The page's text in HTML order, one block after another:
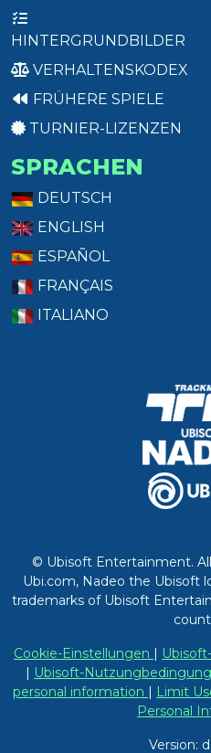
HINTERGRUNDBILDER
VERHALTENSKODEX
FRÜHERE SPIELE
TURNIER-LIZENZEN
SPRACHEN
DEUTSCH
ENGLISH
ESPAÑOL
FRANÇAIS
ITALIANO
© Ubisoft Entertainment.
Ubi.com, Nadeo the Ubisoft
trademarks of Ubisoft
Cookie-Einstellungen
Ubisoft-
personal information
Limit
Personal
Version: